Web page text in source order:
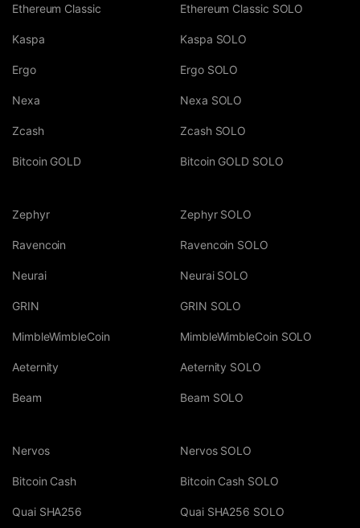
Ethereum Classic
Kaspa
Ergo
Nexa
Zcash
Bitcoin GOLD
Ethereum Classic SOLO
Kaspa SOLO
Ergo SOLO
Nexa SOLO
Zcash SOLO
Bitcoin GOLD SOLO
Zephyr
Ravencoin
Neurai
GRIN
MimbleWimbleCoin
Aeternity
Beam
Zephyr SOLO
Ravencoin SOLO
Neurai SOLO
GRIN SOLO
MimbleWimbleCoin SOLO
Aeternity SOLO
Beam SOLO
Nervos
Bitcoin Cash
Quai SHA256
Nervos SOLO
Bitcoin Cash SOLO
Quai SHA256 SOLO